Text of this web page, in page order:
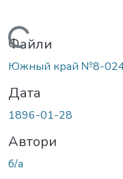
Вантажиться...
Файли
Южный край №8-
Дата
1896-01-28
Автори
б/а